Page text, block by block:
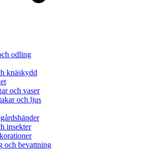
odling
knäskydd
och vaser
och ljus
insekter
och bevattning